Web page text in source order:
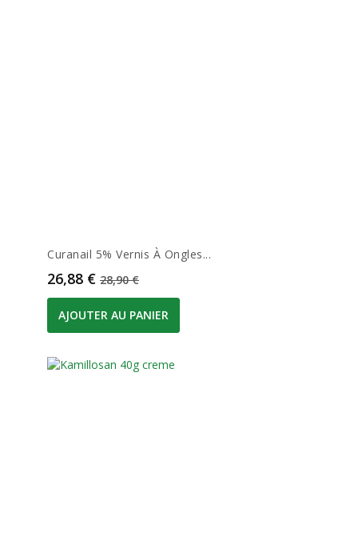
Curanail 5% Vernis À Ongles...
Prix
26,88 € Prix de base
28,90 €
AJOUTER AU PANIER